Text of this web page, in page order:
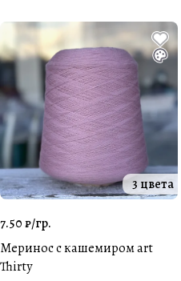
3 цвета
7.50 ₽/гр.
Меринос с кашемиром art
Thirty